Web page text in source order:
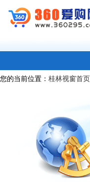
您的当前位置： 桂林视窗首页